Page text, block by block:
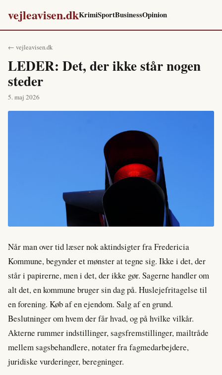
vejleavisen.dkKrimiSportBusinessOpinion
← vejleavisen.dk
LEDER: Det, der ikke står nogen
steder
5. maj 2026
Når man over tid læser nok aktindsigter fra Fredericia
Kommune, begynder et mønster at tegne sig. Ikke i det, der
står i papirerne, men i det, der ikke gør. Sagerne handler om
alt det, en kommune bruger sin dag på. Huslejefritagelse til
en forening. Køb af en ejendom. Salg af en grund.
Beslutninger om hvem der får hvad, og på hvilke vilkår.
Akterne rummer indstillinger, sagsfremstillinger, mailtråde
mellem sagsbehandlere, notater fra fagmedarbejdere,
juridiske vurderinger, beregninger.